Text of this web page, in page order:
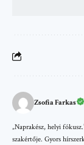
Zsofia Farkas
„Naprakész, helyi
szakértője. Gyors